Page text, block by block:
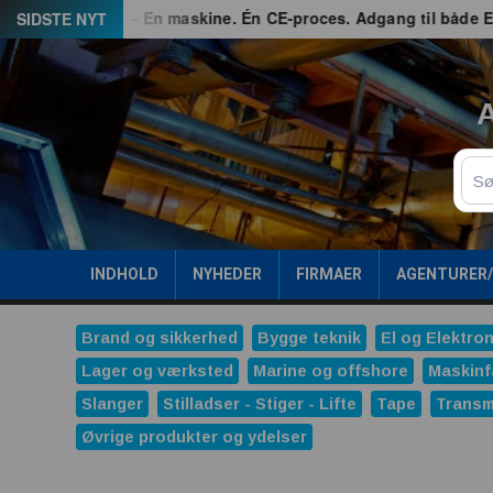
Spring
til
indhold
SIDSTE NYT
G3 – En maskine. Én CE-proces. Adgang til både EU og
Søg
INDHOLD NYHEDER FIRMAER
Brand og sikkerhed Bygge teknik El og
Lager og værksted
Marine og offshore
Slanger
Stilladser - Stiger - Lifte Tape
Øvrige produkter og ydelser